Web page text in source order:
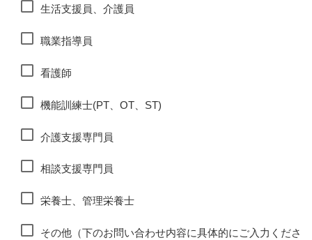
生活支援員、介護員
職業指導員
看護師
機能訓練士(PT、OT、ST)
介護支援専門員
相談支援専門員
栄養士、管理栄養士
その他（下のお問い合わせ内容に具体的にご入力くださ